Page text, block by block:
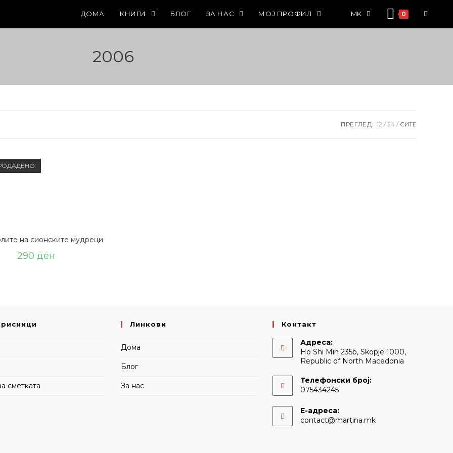
ДОМА КНИГИ БЛОГ ЗА НАС МОЈ ПРОФИЛ MK 0
2006
ПРЕГЛЕД: 12 24 СИТЕ
на сионските мудреци
290 ден
сметката
Линкови
Дома
Блог
За нас
Контакт
Адреса:
Ho Shi Min 235b, Skopje 1000,
Republic of North Macedonia
Телефонски број:
075434245
Е-адреса:
contact@martina.mkOpens